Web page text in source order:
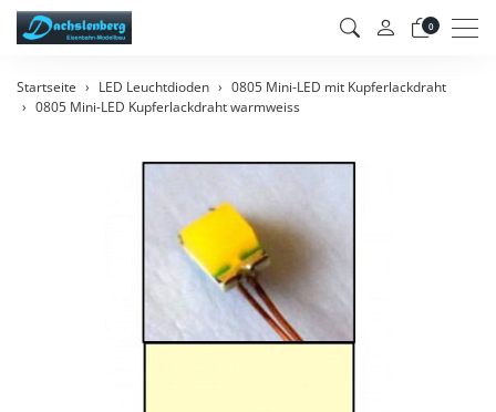
0
Startseite LED Leuchtdioden
0805 Mini-LED mit Kupferlackdraht
0805 Mini-LED Kupferlackdraht warmweiss